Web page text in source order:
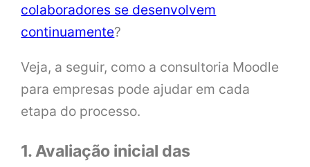
colaboradores se desenvolvem
continuamente?
Veja, a seguir, como a consultoria Moodle
para empresas pode ajudar em cada
etapa do processo.
1. Avaliação inicial das